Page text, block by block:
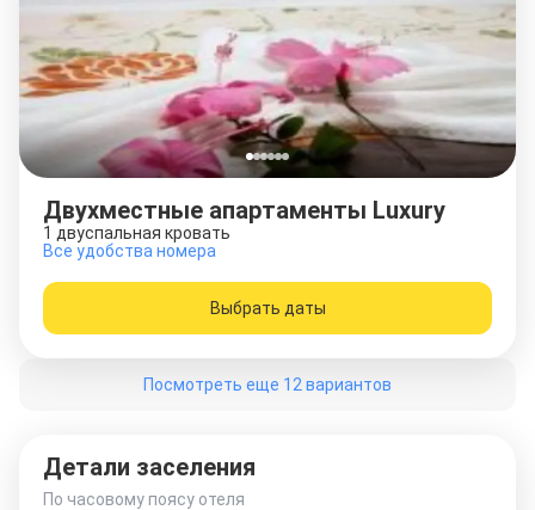
Двухместные апартаменты Luxury
1 двуспальная кровать
Все удобства номера
Выбрать даты
Посмотреть еще 12 вариантов
Детали заселения
По часовому поясу отеля